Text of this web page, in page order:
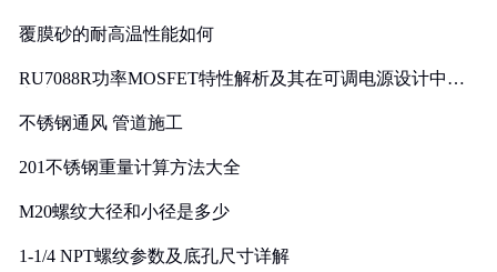
覆膜砂的耐高温性能如何
RU7088R功率MOSFET特性解析及其在可调电源设计中的
不锈钢通风 管道施工
201不锈钢重量计算方法大全
M20螺纹大径和小径是多少
1-1/4 NPT螺纹参数及底孔尺寸详解